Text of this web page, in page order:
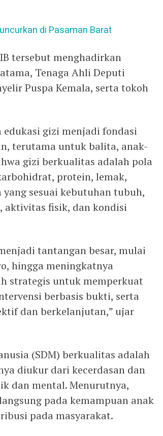
di Pasaman Barat
tersebut menghadirkan
Tenaga Ahli Deputi
Puspa Kemala, serta tokoh
edukasi gizi menjadi fondasi
terutama untuk balita, anak-
gizi berkualitas adalah pola
protein, lemak,
sesuai kebutuhan tubuh,
aktivitas fisik, dan kondisi
tantangan besar, mulai
hingga meningkatnya
strategis untuk memperkuat
berbasis bukti, serta
dan berkelanjutan,” ujar
(SDM) berkualitas adalah
diukur dari kecerdasan dan
dan mental. Menurutnya,
pada kemampuan anak
pada masyarakat.